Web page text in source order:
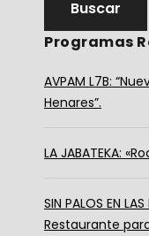
Programas
AVPAM L7B:
Henares”.
LA JABATEKA:
SIN PALOS EN
Restaurante